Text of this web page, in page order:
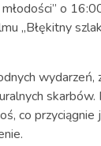
o
„Błękitny
wydarzeń,
skarbów.
co